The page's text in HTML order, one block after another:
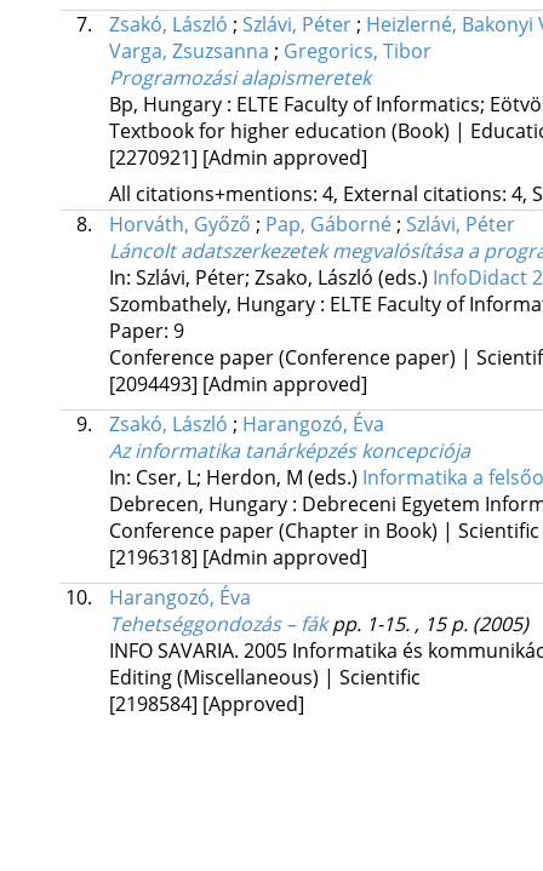
7.
Zsakó, László ; Szlávi, Péter; Heizlerné, Bakonyi
Varga, Zsuzsanna ; Gregorics, Tibor
Programozási alapismeretek
Bp, Hungary : ELTE Faculty of Informatics;
Textbook for higher education (Book) |
[2270921] [Admin approved]
All citations+mentions: 4, External citations: 4,
8.
Horváth, Győző ; Pap, Gáborné; Szlávi, Péter
Láncolt adatszerkezetek megvalósítása a
In: Szlávi, Péter; Zsako, László (eds.) InfoDidact
Szombathely, Hungary : ELTE Faculty of
Paper: 9
Conference paper (Conference paper) |
[2094493] [Admin approved]
9.
Zsakó, László ; Harangozó, Éva
Az informatika tanárképzés koncepciója
In: Cser, L; Herdon, M (eds.) Informatika a
Debrecen, Hungary : Debreceni Egyetem
Conference paper (Chapter in Book) | Scientific
[2196318] [Admin approved]
10.
Harangozó, Éva
Tehetséggondozás – fák pp. 1-15. , 15 p. (2005)
INFO SAVARIA. 2005 Informatika és
Editing (Miscellaneous) | Scientific
[2198584] [Approved]